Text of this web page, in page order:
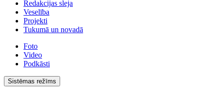
Redakcijas sleja
Veselība
Projekti
Tukumā un novadā
Foto
Video
Podkāsti
Sistēmas režīms